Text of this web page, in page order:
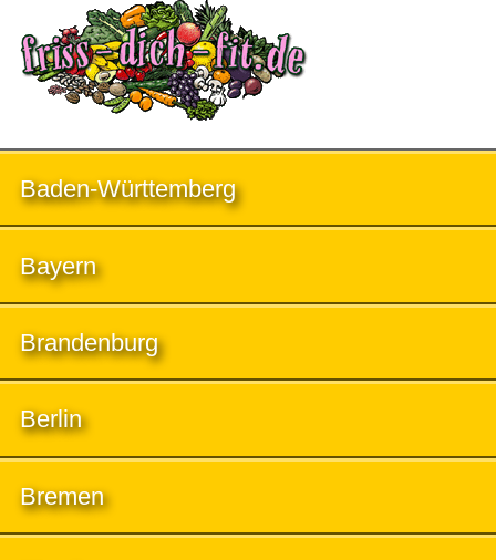
Baden-Württemberg
Bayern
Brandenburg
Berlin
Bremen